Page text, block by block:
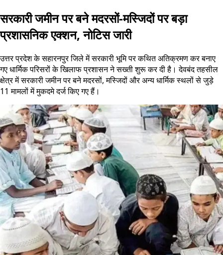
सरकारी जमीन पर बने मदरसों-मस्जिदों पर बड़ा
प्रशासनिक एक्शन, नोटिस जारी
उत्तर प्रदेश के सहारनपुर जिले में सरकारी भूमि पर कथित अतिक्रमण कर बनाए
गए धार्मिक परिसरों के खिलाफ प्रशासन ने सख्ती शुरू कर दी है। देवबंद तहसील
क्षेत्र में सरकारी जमीन पर बने मदरसों, मस्जिदों और अन्य धार्मिक स्थलों से जुड़े
11 मामलों में मुकदमे दर्ज किए गए हैं।